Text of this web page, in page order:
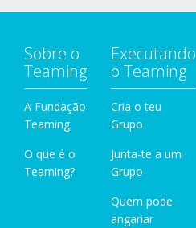
Sobre o
Teaming
A Fundação
Teaming
O que é o
Teaming?
Executando
o Teaming
Cria o teu
Grupo
Junta-te a um
Grupo
Quem pode
angariar